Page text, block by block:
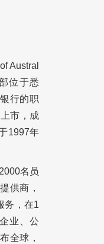
Austral
位于悉
行的职
市，成
1997年
名员
供商，
务，在1
业、公
全球，